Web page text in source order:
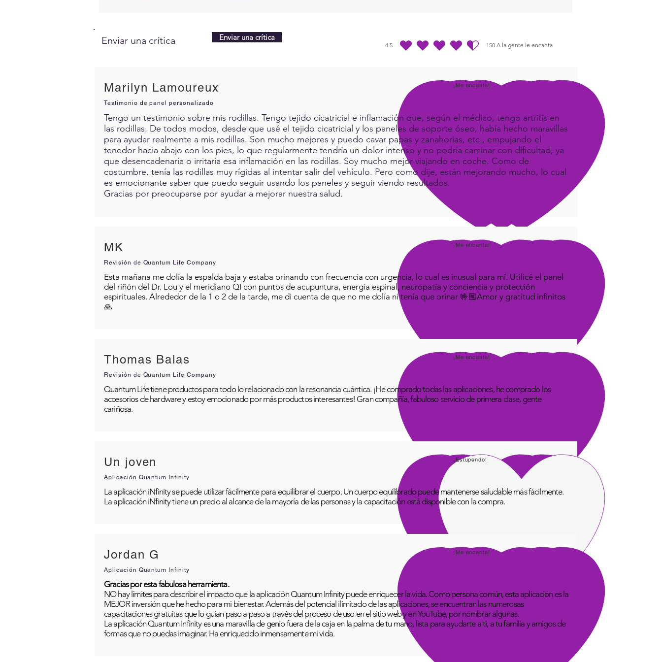
Enviar una crítica Enviar una crítica
4.5 150 A la gente le encanta
la calificación promedio es 4.5 de 5, basada en 150 votos, A la gente le encanta
Marilyn Lamoureux ¡Me encanta!
Testimonio de panel personalizado
Tengo un testimonio sobre mis rodillas. Tengo tejido cicatricial e inflamación que, según el médico, tengo artritis en
las rodillas. De todos modos, desde que usé el tejido cicatricial y los paneles de soporte óseo, había hecho maravillas
para ayudar realmente a mis rodillas. Son mucho mejores y puedo cavar papas y zanahorias, etc., empujando el
tenedor hacia abajo con los pies, lo que regularmente tendría un dolor intenso y no podría caminar con dificultad, ya
que desencadenaría o irritaría esa inflamación en las rodillas. Soy mucho mejor viajando en coche. Como de
costumbre, tenía las rodillas muy rígidas al intentar salir del vehículo. Pero como dije, están mejorando mucho, lo cual
es emocionante saber que puedo seguir usando los paneles y seguir viendo resultados.
Gracias por preocuparse por ayudar a mejorar nuestra salud.
MK ¡Me encanta!
Revisión de Quantum Life Company
Esta mañana me dolía la espalda baja y estaba orinando con frecuencia con urgencia, lo cual es inusual para mí. Utilicé el panel
del riñón del Dr. Lou y el meridiano QI con puntos de acupuntura, energía espinal, neuropatía y conciencia y protección
espirituales. Alrededor de la 1 o 2 de la tarde, me di cuenta de que no me dolía ni tenía que orinar 🤟🏼Amor y gratitud infinitos
🙏
Thomas Balas ¡Me encanta!
Revisión de Quantum Life Company
Quantum Life tiene productos para todo lo relacionado con la resonancia cuántica. ¡He comprado todas las aplicaciones, he comprado los
accesorios de hardware y estoy emocionado por más productos interesantes! Gran compañía, fabuloso servicio de primera clase, gente
cariñosa.
Un joven ¡Estupendo!
Aplicación Quantum Infinity
La aplicación iNfinity se puede utilizar fácilmente para equilibrar el cuerpo. Un cuerpo equilibrado puede mantenerse saludable más fácilmente.
La aplicación iNfinity tiene un precio al alcance de la mayoría de las personas y la capacitación está disponible con la compra.
Jordan G ¡Me encanta!
Aplicación Quantum Infinity
Gracias por esta fabulosa herramienta.
NO hay límites para describir el impacto que la aplicación Quantum Infinity puede enriquecer la vida. Como persona común, esta aplicación es la
MEJOR inversión que he hecho para mi bienestar. Además del potencial ilimitado de las aplicaciones, se encuentran las numerosas
capacitaciones gratuitas que lo guían paso a paso a través del proceso de uso en el sitio web y en YouTube, por nombrar algunas.
La aplicación Quantum Infinity es una maravilla de genio fuera de la caja en la palma de tu mano, lista para ayudarte a ti, a tu familia y amigos de
formas que no puedas imaginar. Ha enriquecido inmensamente mi vida.